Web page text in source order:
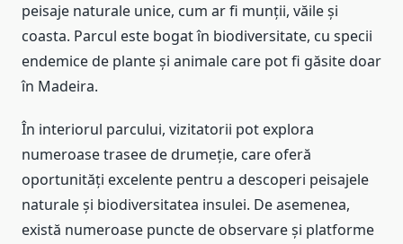
peisaje naturale unice, cum ar fi munții, văile și
coasta. Parcul este bogat în biodiversitate, cu specii
endemice de plante și animale care pot fi găsite doar
în Madeira.
În interiorul parcului, vizitatorii pot explora
numeroase trasee de drumeție, care oferă
oportunități excelente pentru a descoperi peisajele
naturale și biodiversitatea insulei. De asemenea,
există numeroase puncte de observare și platforme